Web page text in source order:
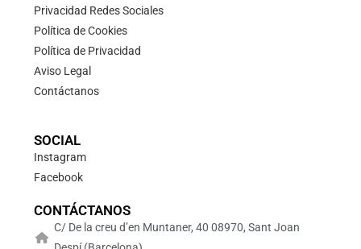
Privacidad Redes Sociales
Política de Cookies
Política de Privacidad
Aviso Legal
Contáctanos
SOCIAL
Instagram
Facebook
CONTÁCTANOS
C/ De la creu d’en Muntaner, 40 08970, Sant Joan